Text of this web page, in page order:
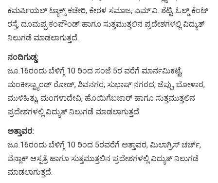
ಕಮರ್ಷಿಯಲ್ ಟ್ಯಾಕ್ಸ್ ಕಚೇರಿ, ಕೇರಳ ಸಮಾಜ, ಎಮ್.ವಿ. ಶೆಟ್ಟಿ, ಓಲ್ಡ್ ಕೆಂಟ್
ರಸ್ತೆ, ದೂಮಪ್ಪ ಕಂಪೌಂಡ್ ಹಾಗೂ ಸುತ್ತಮುತ್ತಲಿನ ಪ್ರದೇಶಗಳಲ್ಲಿ ವಿದ್ಯುತ್
ನಿಲುಗಡೆ ಮಾಡಲಾಗುತ್ತದೆ.
ನಂದಿಗುಡ್ಡ:
ಜೂ.16ರಂದು ಬೆಳಿಗ್ಗೆ 10 ರಿಂದ ಸಂಜೆ 5ರ ವರೆಗೆ ಮಾರ್ನಮಿಕಟ್ಟೆ,
ಮಂಕೀಸ್ಟ್ಯಾಂಡ್ ರೋಡ್, ಶಿವನಗರ, ಸುಭಾಷ್ ನಗರದ, ಜೆಪ್ಪು, ಬೋಳಾರ,
ಮುಳಿಹಿತ್ಲು, ಮಂಗಳಾದೇವಿ, ಹೊಯಿಗೆಬಜಾರ್ ಹಾಗೂ ಸುತ್ತಮುತ್ತಲಿನ
ಪ್ರದೇಶಗಳಲ್ಲಿ ವಿದ್ಯುತ್ ನಿಲುಗಡೆ ಮಾಡಲಾಗುತ್ತದೆ.
ಅತ್ತಾವರ:
ಜೂ.16ರಂದು ಬೆಳಿಗ್ಗೆ 10 ರಿಂದ 5ರವರೆಗೆ ಅತ್ತಾವರ, ಮಿಲಾಗ್ರಿಸ್ ಚರ್ಚ್,
ವೆನ್ಲಾಕ್ ಆಸ್ಪತ್ರೆ ಹಾಗೂ ಸುತ್ತಮುತ್ತಲಿನ ಪ್ರದೇಶಗಳಲ್ಲಿ ವಿದ್ಯುತ್ ನಿಲುಗಡೆ
ಮಾಡಲಾಗುತ್ತದೆ.